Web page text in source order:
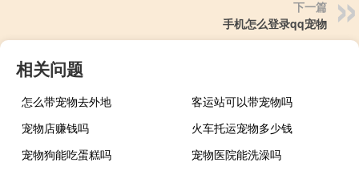
下一篇
手机怎么登录qq宠物
相关问题
怎么带宠物去外地
客运站可以带宠物吗
宠物店赚钱吗
火车托运宠物多少钱
宠物狗能吃蛋糕吗
宠物医院能洗澡吗